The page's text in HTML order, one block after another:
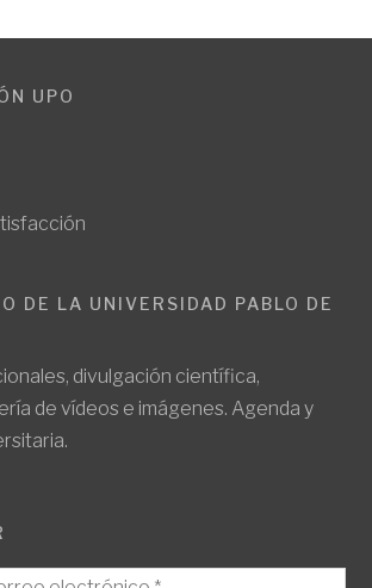
UPO
DE LA UNIVERSIDAD PABLO DE
divulgación científica,
de vídeos e imágenes. Agenda y